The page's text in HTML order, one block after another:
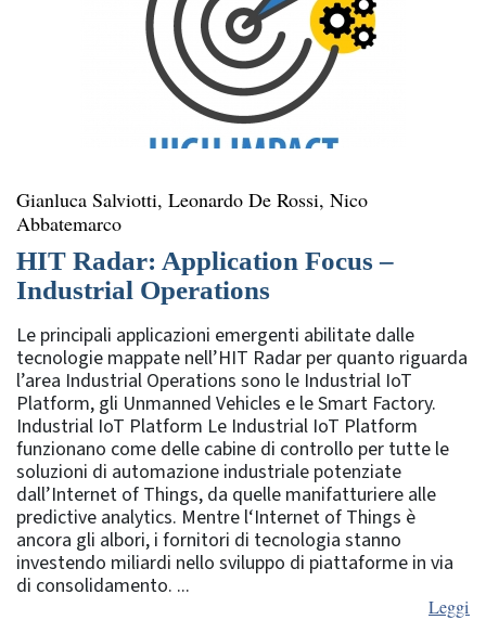
Gianluca Salviotti, Leonardo De Rossi, Nico
Abbatemarco
HIT Radar: Application Focus –
Industrial Operations
Le principali applicazioni emergenti abilitate dalle
tecnologie mappate nell’HIT Radar per quanto riguarda
l’area Industrial Operations sono le Industrial IoT
Platform, gli Unmanned Vehicles e le Smart Factory.
Industrial IoT Platform Le Industrial IoT Platform
funzionano come delle cabine di controllo per tutte le
soluzioni di automazione industriale potenziate
dall’Internet of Things, da quelle manifatturiere alle
predictive analytics. Mentre l‘Internet of Things è
ancora gli albori, i fornitori di tecnologia stanno
investendo miliardi nello sviluppo di piattaforme in via
di consolidamento. ...
Leggi